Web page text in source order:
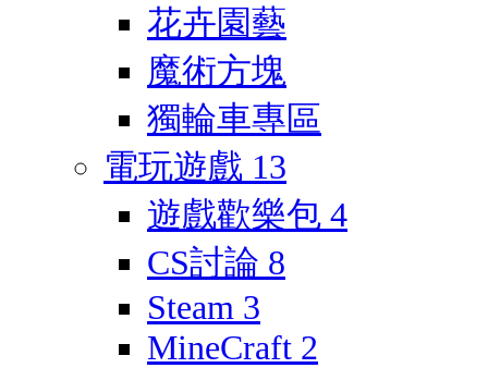
花卉園藝
魔術方塊
獨輪車專區
電玩遊戲 13
遊戲歡樂包 4
CS討論 8
Steam 3
MineCraft 2